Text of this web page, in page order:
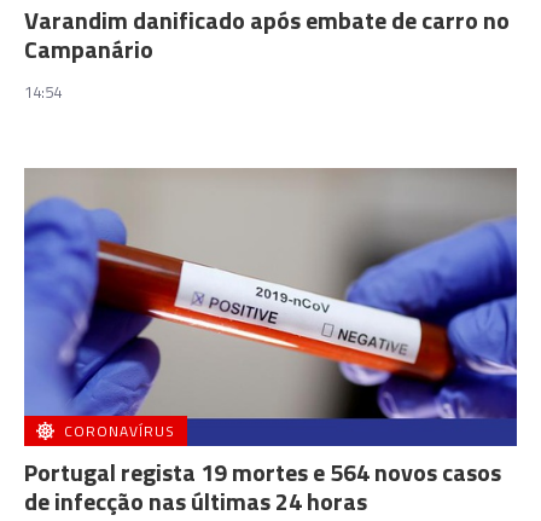
Varandim danificado após embate de carro no
Campanário
14:54
CORONAVÍRUS
Portugal regista 19 mortes e 564 novos casos
de infecção nas últimas 24 horas